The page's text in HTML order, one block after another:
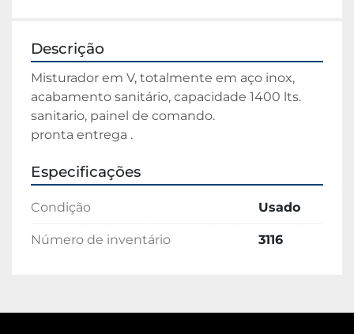
Descrição
Misturador em V, totalmente em aço inox,
acabamento sanitário, capacidade 1400 lts.
sanitario, painel de comando.
pronta entrega .
Especificações
Condição Usado
Número de inventário 3116